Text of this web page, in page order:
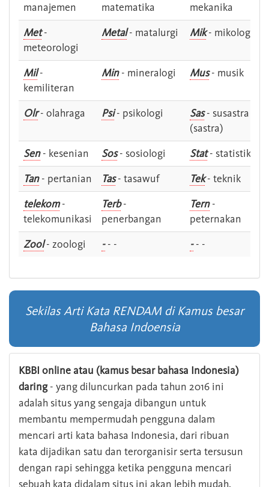
manajemen
matematika
mekanika
Met-
meteorologi
Metal- matalurgi Mik- mikologi
Mil-
kemiliteran
Min- mineralogi Mus- musik
Olr- olahraga Psi- psikologi Sas- susastra -
(sastra)
Sen- kesenian Sos- sosiologi Stat- statistik
Tan- pertanian Tas- tasawuf Tek- teknik
telekom-
telekomunikasi
Terb-
penerbangan
Tern-
peternakan
Zool- zoologi -- - -- -
Sekilas Arti Kata RENDAM di Kamus besar
Bahasa Indoensia
KBBI online atau (kamus besar bahasa Indonesia)
daring- yang diluncurkan pada tahun 2016 ini
adalah situs yang sengaja dibangun untuk
membantu mempermudah pengguna dalam
mencari arti kata bahasa Indonesia, dari ribuan
kata dijadikan satu dan terorganisir serta tersusun
dengan rapi sehingga ketika pengguna mencari
sebuah kata didalam situs ini akan lebih mudah.